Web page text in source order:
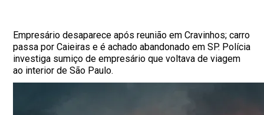
Empresário desaparece após reunião em Cravinhos; carro
passa por Caieiras e é achado abandonado em SP. Polícia
investiga sumiço de empresário que voltava de viagem
ao interior de São Paulo.